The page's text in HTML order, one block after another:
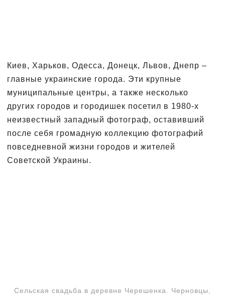
Киев, Харьков, Одесса, Донецк, Львов, Днепр –
главные украинские города. Эти крупные
муниципальные центры, а также несколько
других городов и городишек посетил в 1980-х
неизвестный западный фотограф, оставивший
после себя громадную коллекцию фотографий
повседневной жизни городов и жителей
Советской Украины.
Сельская свадьба в деревне Черешенка. Черновцы,